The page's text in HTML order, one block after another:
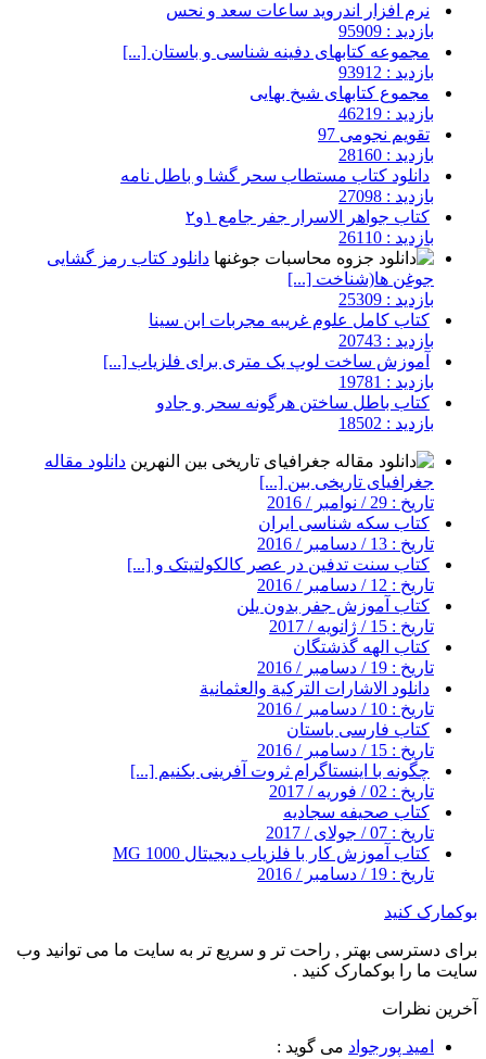
نرم افزار اندروید ساعات سعد و نحس
بازدید : 95909
مجموعه کتابهای دفینه شناسی و باستان [...]
بازدید : 93912
مجموع کتابهای شیخ بهایی
بازدید : 46219
تقویم نجومی 97
بازدید : 28160
دانلود کتاب مستطاب سحر گشا و باطل نامه
بازدید : 27098
کتاب جواهر الاسرار جفر جامع ۱و۲
بازدید : 26110
دانلود کتاب رمز گشایی
جوغن ها(شناخت [...]
بازدید : 25309
کتاب کامل علوم غریبه مجربات ابن سینا
بازدید : 20743
آموزش ساخت لوپ یک متری برای فلزیاب [...]
بازدید : 19781
کتاب باطل ساختن هرگونه سحر و جادو
بازدید : 18502
دانلود مقاله
جغرافیای تاریخی بین [...]
تاریخ : 29 / نوامبر / 2016
کتاب سکه شناسی ایران
تاریخ : 13 / دسامبر / 2016
کتاب سنت تدفین در عصر کالکولتیتک و [...]
تاریخ : 12 / دسامبر / 2016
کتاب آموزش جفر بدون یلن
تاریخ : 15 / ژانویه / 2017
کتاب الهه گذشتگان
تاریخ : 19 / دسامبر / 2016
دانلود الاشارات التركية والعثمانية
تاریخ : 10 / دسامبر / 2016
کتاب فارسی باستان
تاریخ : 15 / دسامبر / 2016
چگونه با اینستاگرام ثروت آفرینی بکنیم [...]
تاریخ : 02 / فوریه / 2017
کتاب صحیفه سجادیه
تاریخ : 07 / جولای / 2017
کتاب آموزش کار با فلزیاب دیجیتال MG 1000
تاریخ : 19 / دسامبر / 2016
بوکمارک کنید
برای دسترسی بهتر , راحت تر و سریع تر به سایت ما می توانید وب
سایت ما را بوکمارک کنید .
آخرین نظرات
امید پورجواد می گوید :